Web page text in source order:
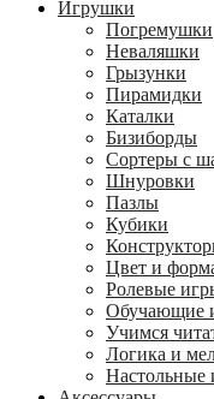
Игрушки
Погремушки
Неваляшки
Грызунки
Пирамидки
Каталки
Бизиборды
Сортеры с
Шнуровки
Пазлы
Кубики
Цвет и
Ролевые
Обучающие
Учимся
Логика и
Настольные